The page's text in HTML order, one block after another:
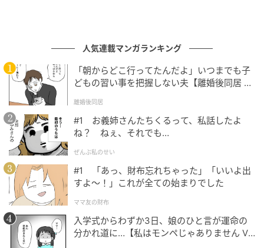
ブログ：ツムママ（ ツムママは静かに暮らしたい
#12 パパ聞いてる？
前の話 次の話を読む
人気連載マンガランキング
「朝からどこ行ってたんだよ」いつまでも子
どもの習い事を把握しない夫【離婚後同居 Vo
離婚後同居
#1 お義姉さんたちくるって、私話したよ
ね？ ねぇ、それでも…
ぜんぶ私のせい
#1 「あっ、財布忘れちゃった」「いいよ出
すよ〜！」これが全ての始まりでした
ママ友の財布
入学式からわずか3日、娘のひと言が運命の
分かれ道に…【私はモンペじゃありません Vo